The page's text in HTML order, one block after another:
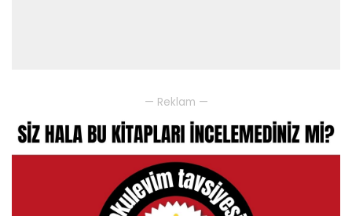
— Reklam —